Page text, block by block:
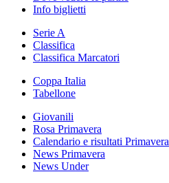
Info biglietti
Serie A
Classifica
Classifica Marcatori
Coppa Italia
Tabellone
Giovanili
Rosa Primavera
Calendario e risultati Primavera
News Primavera
News Under